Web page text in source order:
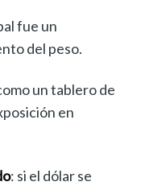
fue un
del peso.
un tablero de
en
: si el dólar se